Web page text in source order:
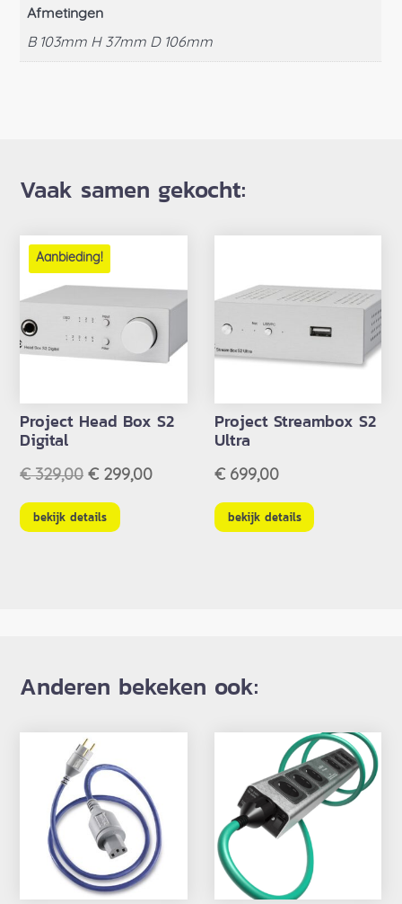
Afmetingen
B 103mm H 37mm D 106mm
Vaak samen gekocht:
Aanbieding!
Project Head Box S2
Digital
€329,00 Oorspronkelijke
was:
€ 329,00.
€ 299,00Huidige
€ 299,00.
bekijk details
Project Streambox S2
Ultra
€699,00
bekijk details
Anderen bekeken ook: